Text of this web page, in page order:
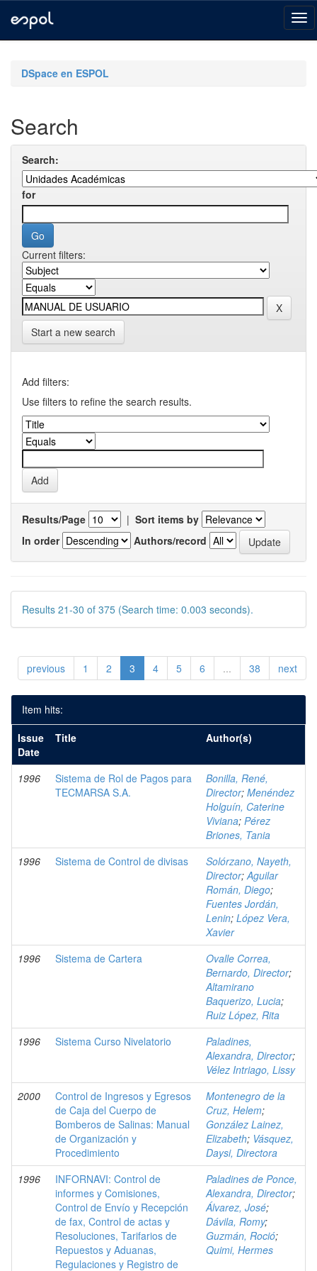
navigationDSpace en ESPOL
Search
Search:
for
Current filters:
Start a new search
Add filters:
Use filters to refine the search results.
Results/Page | Sort items by
In order
Authors/record
Results 21-30 of 375 (Search time: 0.003 seconds).
previous 1 2 3 4 5 6 ... 38 next
Item hits:
Issue
Date
Title Author(s)
1996
Sistema de Rol de Pagos para
TECMARSA S.A.
Bonilla, René,
Director; Menéndez
Holguín, Caterine
Viviana; Pérez
Briones, Tania
1996
Sistema de Control de divisas
Solórzano, Nayeth,
Director;Aguilar
Román, Diego;
Fuentes Jordán,
Lenin; López Vera,
Xavier
1996
Sistema de Cartera
Ovalle Correa,
Bernardo, Director;
Altamirano
Baquerizo, Lucia;
Ruiz López, Rita
1996
Sistema Curso Nivelatorio
Paladines,
Alexandra, Director;
Vélez Intriago, Lissy
2000
Control de Ingresos y Egresos
de Caja del Cuerpo de
Bomberos de Salinas: Manual
de Organización y
Procedimiento
Montenegro de la
Cruz, Helem;
González Lainez,
Elizabeth; Vásquez,
Daysi, Directora
1996
INFORNAVI: Control de
informes y Comisiones,
Control de Envío y Recepción
de fax, Control de actas y
Resoluciones, Tarifarios de
Repuestos y Aduanas,
Regulaciones y Registro de
Paladines de Ponce,
Alexandra, Director;
Álvarez, José;
Dávila, Romy;
Guzmán, Roció;
Quimi, Hermes